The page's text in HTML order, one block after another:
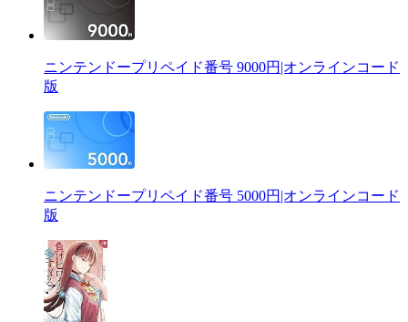
ニンテンドープリペイド番号 9000円|オンラインコード
版
ニンテンドープリペイド番号 5000円|オンラインコード
版